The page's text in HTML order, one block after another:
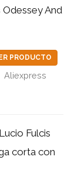
And
PRODUCTO
Aliexpress
Fulcis
corta con